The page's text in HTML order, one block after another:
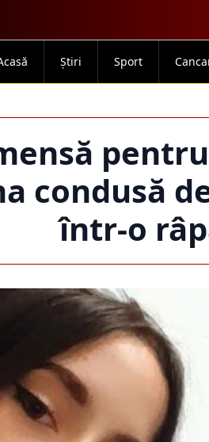
Știri Sport
condusă
într-o